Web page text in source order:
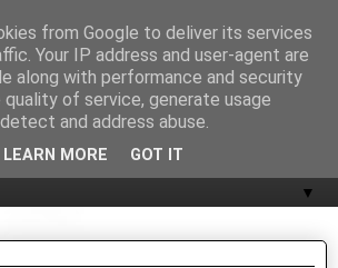
▼
from Google to deliver its services
Your IP address and user-agent are
along with performance and security
of service, generate usage
and address abuse.
LEARN MORE GOT IT